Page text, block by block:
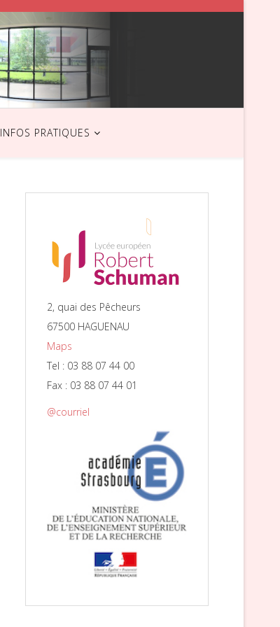
INFOS PRATIQUES
2, quai des Pêcheurs
67500 HAGUENAU
Maps
Tel : 03 88 07 44 00
Fax : 03 88 07 44 01
@courriel